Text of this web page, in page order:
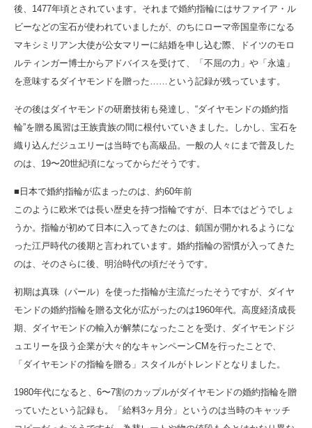
後、1477年頃とされています。それまで婚約指輪にはサファイア・ル
ビーなどの宝石が使われていましたが、のちにローマ帝国皇帝になる
マキシミリアン大使が公女マリーに結婚を申し込む際、ドイツのモロ
ルティンガー博士からアドバイスを受けて、「不屈の力」や「永遠」
を意味するダイヤモンドを贈った……という記録が残っています。
その後はダイヤモンドの研磨技術も発達し、“ダイヤモンドの婚約指
輪”を贈る風習は王族貴族の間に根付いていきました。しかし、宝石を
織り込んだジュエリーは当時でも高級品。一般の人々にまで普及した
のは、19〜20世紀頃になってからだそうです。
■日本で婚約指輪が広まったのは、約60年前
このように欧米では長い歴史を持つ指輪ですが、日本ではどうでしょ
うか。指輪が初めて日本に入ってきたのは、鎖国が開かれるようにな
った江戸時代の後期と言われています。婚約指輪の習慣が入ってきた
のは、そのさらに後、明治時代の頃だそうです。
初期は真珠（パール）を使った指輪が主流だったそうですが、ダイヤ
モンドの婚約指輪を贈る文化が広がったのは1960年代。高度経済成長
期、ダイヤモンドの輸入が解禁になったことを受け、ダイヤモンドジ
ュエリーを扱う企業が大々的なキャンペーンCMを行ったことで、
「ダイヤモンドの指輪を贈る」スタイルがトレンドとなりました。
1980年代になると、6〜7割のカップルがダイヤモンドの婚約指輪を贈
っていたという記録も。「給料3ヶ月分」というのは当時のキャッチ